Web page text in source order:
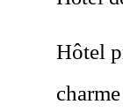
Hôtel